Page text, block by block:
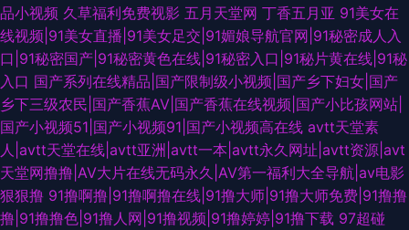
品小视频 久草福利免费视影 五月天堂网 丁香五月亚 91美女在
线视频|91美女直播|91美女足交|91媚娘导航官网|91秘密成人入
口|91秘密国产|91秘密黄色在线|91秘密入口|91秘片黄在线|91秘
入口 国产系列在线精品|国产限制级小视频|国产乡下妇女|国产
乡下三级农民|国产香蕉AV|国产香蕉在线视频|国产小比孩网站|
国产小视频51|国产小视频91|国产小视频高在线 avtt天堂素
人|avtt天堂在线|avtt亚洲|avtt一本|avtt永久网址|avtt资源|avt
天堂网撸撸|AV大片在线无码永久|AV第一福利大全导航|av电影
狠狠撸 91撸啊撸|91撸啊撸在线|91撸大师|91撸大师免费|91撸撸
撸|91撸撸色|91撸人网|91撸视频|91撸婷婷|91撸下载 97超碰